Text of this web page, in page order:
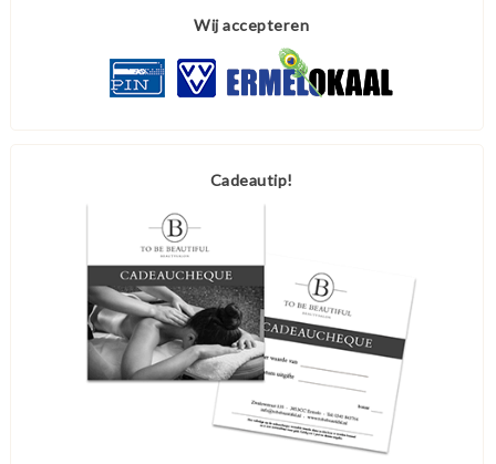
Wij accepteren
Cadeautip!